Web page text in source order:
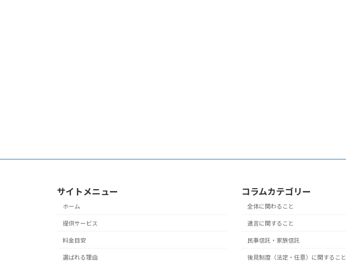
サイトメニュー
ホーム
提供サービス
料金目安
選ばれる理由
コラムカテゴリー
全体に関わること
遺言に関すること
民事信託・家族信託
後見制度（法定・任意）に関すること